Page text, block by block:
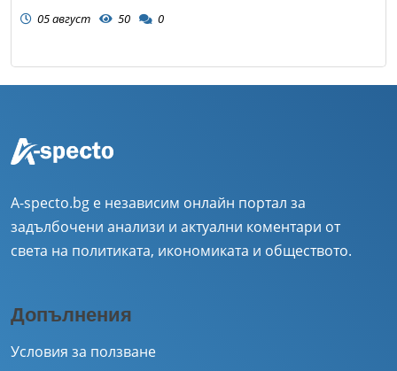
05 август 50 0
A-specto.bg е независим онлайн портал за
задълбочени анализи и актуални коментари от
света на политиката, икономиката и обществото.
Допълнения
Условия за ползване